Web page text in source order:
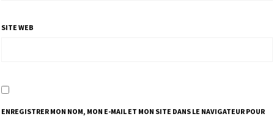
SITE WEB
ENREGISTRER MON NOM, MON E-MAIL ET MON SITE DANS LE NAVIGATEUR POUR